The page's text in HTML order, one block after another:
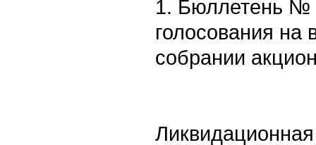
1. Бюллетень №
голосования
собрании